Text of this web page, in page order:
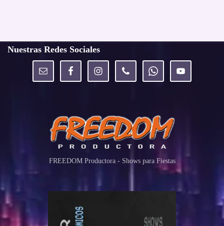
Nuestras Redes Sociales
FREEDOM Productora - Shows para Fiestas